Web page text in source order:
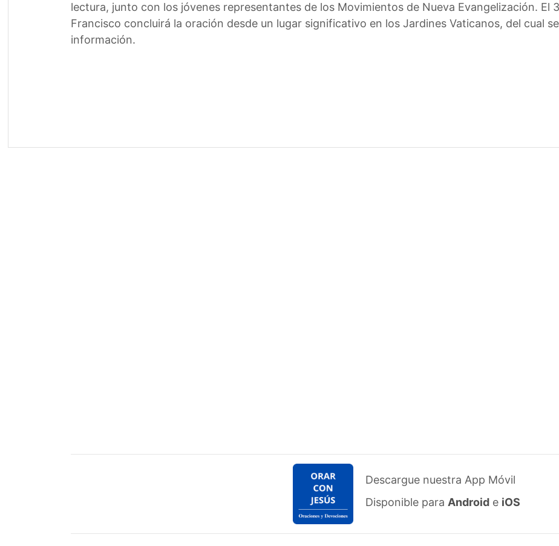
lectura, junto con los jóvenes representantes de los Movimientos de Nueva Evangelización. El
Francisco concluirá la oración desde un lugar significativo en los Jardines Vaticanos, del cual
información.
Descargue nuestra App Móvil
Disponible para Android e iOS